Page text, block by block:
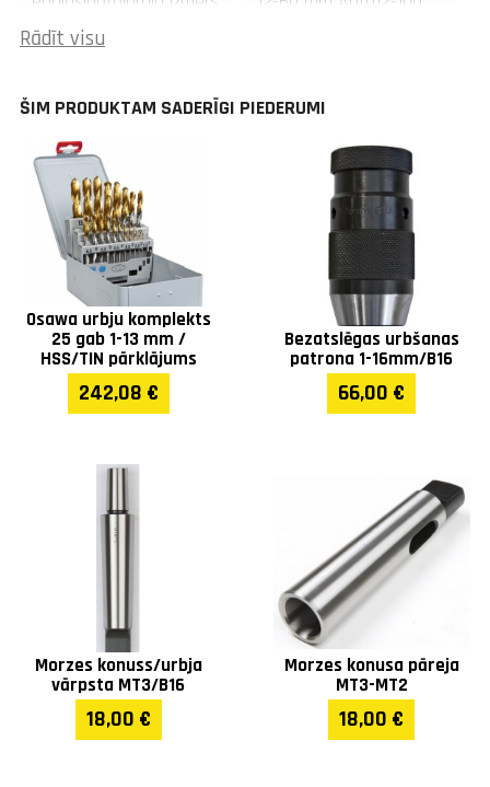
Ø (mm)
manual
Vītnes dziļums (mm)
Vārpsta
Vārpstas gājiens (mm)
Rotācijas ātrums
(apgr./min)
40-110 /65-175 /140-360
/220-600 (4 speed)
Iegremdēšana (mm)
CW / CCW rotācija
Grozāmā pamatne optional
Griezes momenta
kontrole
Rādīt visu
ŠIM PRODUKTAM SADERĪGI PIEDERUMI
Osawa urbju komplekts
25 gab 1-13 mm /
HSS/TIN pārklājums
242,08 €
Bezatslēgas urbšanas
patrona 1-16mm/B16
66,00 €
Morzes konuss/urbja
vārpsta MT3/B16
18,00 €
Morzes konusa pāreja
MT3-MT2
18,00 €